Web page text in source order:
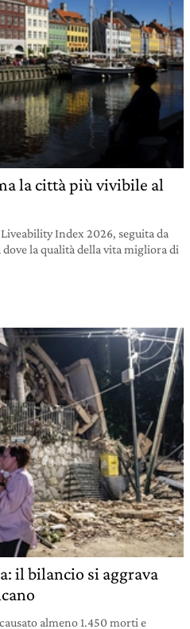
la città più vivibile al
Index 2026, seguita da
la qualità della vita migliora di
il bilancio si aggrava
almeno 1.450 morti e